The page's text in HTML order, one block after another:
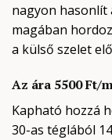
nagyon hasonlít
magában
a külső szelet
Az ára 5500 Ft/
Kapható hozzá
30-as téglából